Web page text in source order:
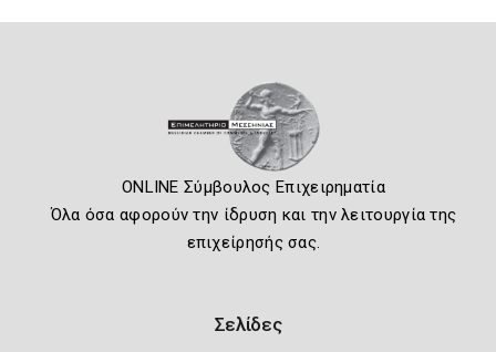
ONLINE Σύμβουλος Επιχειρηματία
Όλα όσα αφορούν την ίδρυση και την λειτουργία της
επιχείρησής σας.
Σελίδες